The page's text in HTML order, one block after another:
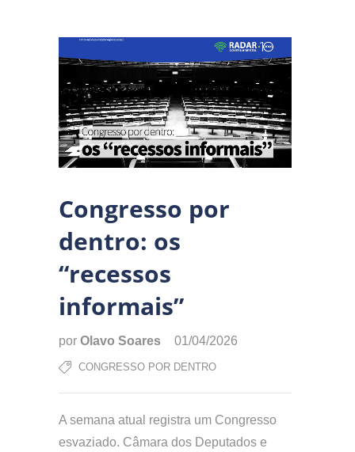
Congresso por
dentro: os
“recessos
informais”
por Olavo Soares 01/04/2026
CONGRESSO POR DENTRO
A semana atual registra um Congresso
esvaziado. Câmara dos Deputados e